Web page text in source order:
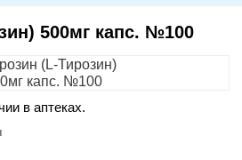
500мг капс. №100
в аптеках.